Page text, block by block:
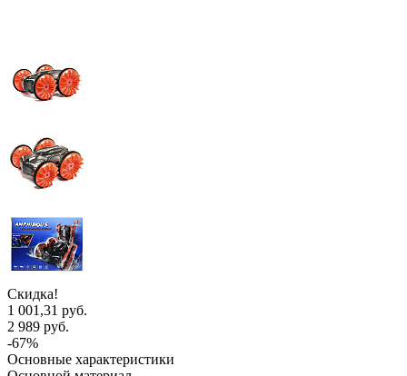
Скидка!
1 001,31 руб.
2 989 руб.
-67%
Основные характеристики